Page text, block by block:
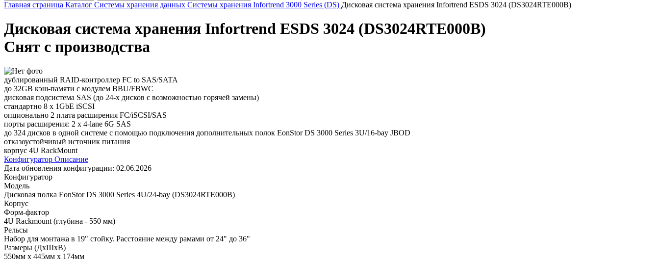
Главная страница Каталог Системы хранения данных Системы хранения Infortrend 3000 Series (DS) Дисковая система хранения Infortrend ESDS 3024 (DS3024RTE000B)
Дисковая система хранения Infortrend ESDS 3024 (DS3024RTE000B)
Снят с производства
дублированный RAID-контроллер FC to SAS/SATA
до 32GB кэш-памяти с модулем BBU/FBWC
дисковая подсистема SAS (до 24-х дисков с возможностью горячей замены)
стандартно 8 x 1GbE iSCSI
опционально 2 плата расширения FC/iSCSI/SAS
порты расширения: 2 x 4-lane 6G SAS
до 324 дисков в одной системе с помощью подключения дополнительных полок EonStor DS 3000 Series 3U/16-bay JBOD
отказоустойчивый источник питания
корпус 4U RackMount
Конфигуратор Описание
Дата обновления конфигурации: 02.06.2026
Конфигуратор
Модель
Дисковая полка EonStor DS 3000 Series 4U/24-bay (DS3024RTE000B)
Корпус
Форм-фактор
4U Rackmount (глубина - 550 мм)
Рельсы
Набор для монтажа в 19" стойку. Расстояние между рамами от 24" до 36"
Размеры (ДхШхВ)
550мм х 445мм х 174мм